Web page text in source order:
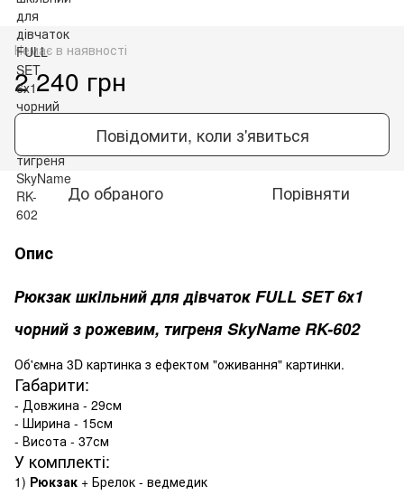
Немає в наявності
2 240 грн
Повідомити, коли з'явиться
До обраного Порівняти
Опис
Рюкзак шкільний для дівчаток FULL SET 6х1
чорний з рожевим, тигреня SkyName RK-602
Об'ємна 3D картинка з ефектом "оживання" картинки.
Габарити:
- Довжина - 29см
- Ширина - 15см
- Висота - 37см
У комплекті:
1) Рюкзак + Брелок - ведмедик